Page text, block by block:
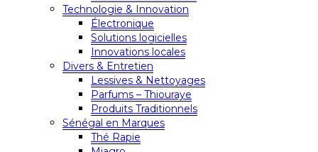
Technologie & Innovation
Électronique
Solutions logicielles
Innovations locales
Divers & Entretien
Lessives & Nettoyages
Parfums – Thiouraye
Produits Traditionnels
Sénégal en Marques
Thé Rapie